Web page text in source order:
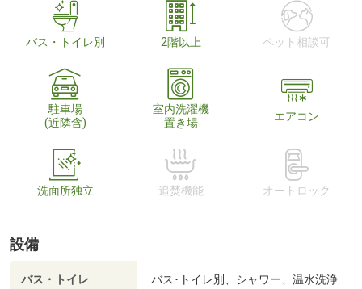
バス・トイレ別 2階以上 ペット相談可
駐車場
(近隣含)
室内洗濯機
置き場
エアコン
洗面所独立 追焚機能 オートロック
設備
バス・トイレ
バス･トイレ別、シャワー、温水洗浄